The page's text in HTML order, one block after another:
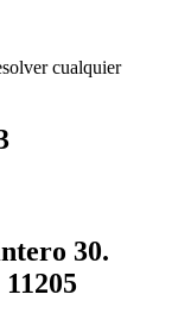
cualquier
30.